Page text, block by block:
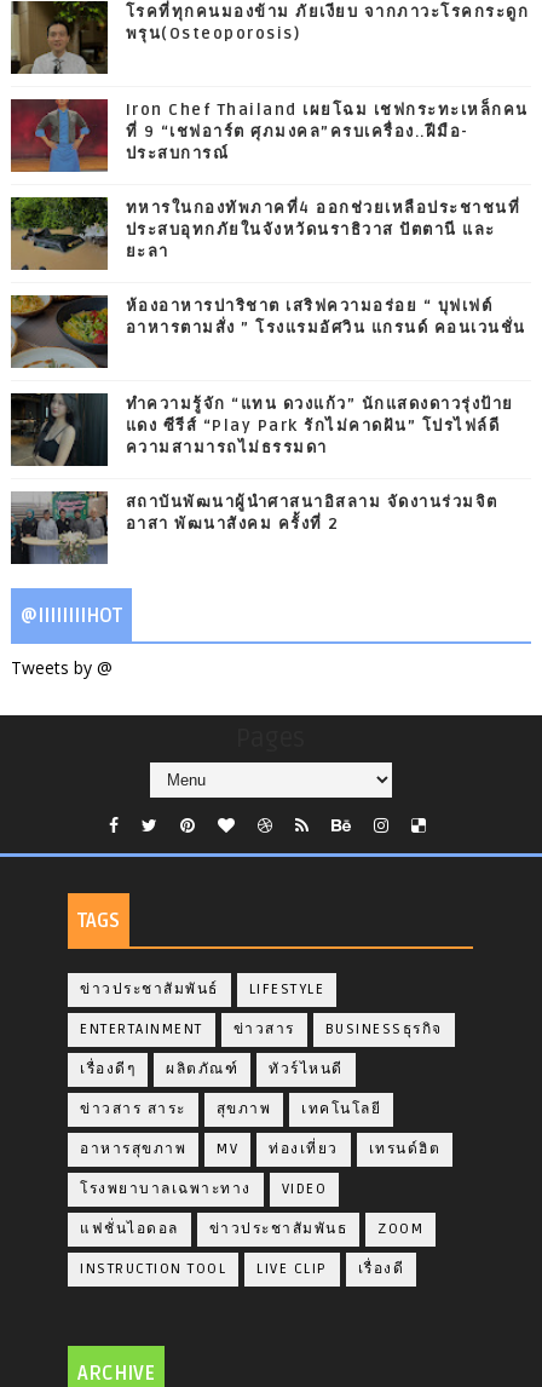
โรคที่ทุกคนมองข้าม ภัยเงียบ จากภาวะโรคกระดูก
พรุน(Osteoporosis)
Iron Chef Thailand เผยโฉม เชฟกระทะเหล็กคน
ที่ 9 “เชฟอาร์ต ศุภมงคล”ครบเครื่อง..ฝีมือ-
ประสบการณ์
ทหารในกองทัพภาคที่4 ออกช่วยเหลือประชาชนที่
ประสบอุทกภัยในจังหวัดนราธิวาส ปัตตานี และ
ยะลา
ห้องอาหารปาริชาต เสริฟความอร่อย “ บุฟเฟต์
อาหารตามสั่ง ” โรงแรมอัศวิน แกรนด์ คอนเวนชั่น
ทำความรู้จัก “แทน ดวงแก้ว” นักแสดงดาวรุ่งป้าย
แดง ซีรีส์ “Play Park รักไม่คาดฝัน” โปรไฟล์ดี
ความสามารถไม่ธรรมดา
สถาบันพัฒนาผู้นำศาสนาอิสลาม จัดงานร่วมจิต
อาสา พัฒนาสังคม ครั้งที่ 2
@IIIIIIIIHOT
Tweets by @
TAGS
ข่าวประชาสัมพันธ์ LIFESTYLE
ENTERTAINMENT ข่าวสาร BUSINESSธุรกิจ
เรื่องดีๆ ผลิตภัณฑ์ ทัวร์ไหนดี
ข่าวสาร สาระ สุขภาพ เทคโนโลยี
อาหารสุขภาพ MV ท่องเที่ยว เทรนด์ฮิต
โรงพยาบาลเฉพาะทาง VIDEO
แฟชั่นไอดอล ข่าวประชาสัมพันธ ZOOM
INSTRUCTION TOOL LIVE CLIP เรื่องดี
ARCHIVE